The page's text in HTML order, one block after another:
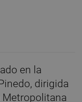
en la
dirigida
Metropolitana